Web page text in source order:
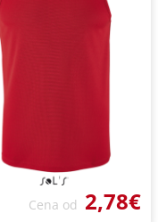
Cena od 2,78€